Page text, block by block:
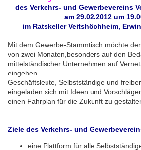
des Verkehrs- und Gewerbevereins
am 29.02.2012 um
im Ratskeller Veitshöchheim,
Mit dem Gewerbe-Stammtisch möchte
von zwei Monaten,besonders auf den
mittelständischer Unternehmen auf
eingehen.
Geschäftsleute, Selbstständige und
eingeladen sich mit Ideen und
einen Fahrplan für die Zukunft zu
Ziele des Verkehrs- und
eine Plattform für alle